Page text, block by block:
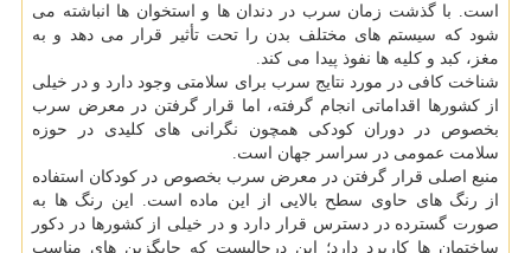
است. با گذشت زمان سرب در دندان ها و استخوان ها انباشته می
شود كه سیستم های مختلف بدن را تحت تأثیر قرار می دهد و به
مغز، كبد و كلیه ها نفوذ پیدا می كند.
شناخت كافی در مورد نتایج سرب برای سلامتی وجود دارد و در خیلی
از كشورها اقداماتی انجام گرفته، اما قرار گرفتن در معرض سرب
بخصوص در دوران كودكی همچون نگرانی های كلیدی در حوزه
سلامت عمومی در سراسر جهان است.
منبع اصلی قرار گرفتن در معرض سرب بخصوص در كودكان استفاده
از رنگ های حاوی سطح بالایی از این ماده است. این رنگ ها به
صورت گسترده در دسترس قرار دارد و در خیلی از كشورها در دكور
ساختمان ها كاربرد دارد؛ این درحالیست كه جایگزین های مناسب